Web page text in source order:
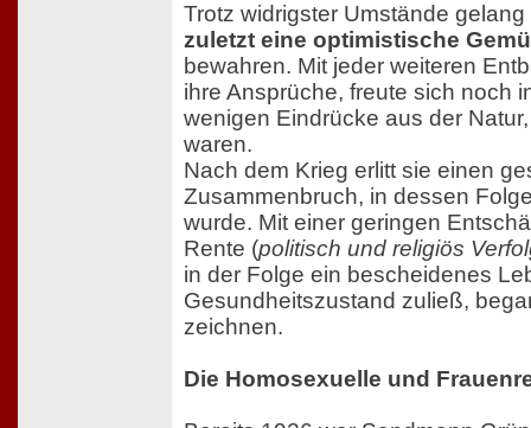
Trotz widrigster Umstände
zuletzt eine optimistische
bewahren. Mit jeder weiteren
ihre Ansprüche, freute sich noch
wenigen Eindrücke aus der
waren.
Nach dem Krieg erlitt sie einen
Zusammenbruch, in dessen
wurde. Mit einer geringen
Rente (politisch und religiös
in der Folge ein bescheidenes
Gesundheitszustand zuließ,
zeichnen.
Die Homosexuelle und